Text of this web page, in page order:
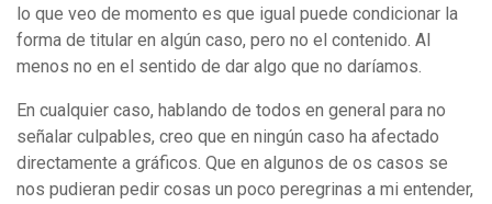
lo que veo de momento es que igual puede condicionar la
forma de titular en algún caso, pero no el contenido. Al
menos no en el sentido de dar algo que no daríamos.
En cualquier caso, hablando de todos en general para no
señalar culpables, creo que en ningún caso ha afectado
directamente a gráficos. Que en algunos de os casos se
nos pudieran pedir cosas un poco peregrinas a mi entender,